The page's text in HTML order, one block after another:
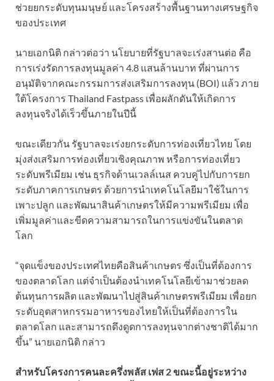
ช่วยยกระดับทุนมนุษย์ และโครงสร้างพื้นฐานทางเศรษฐกิจ
ของประเทศ
นายเอกนิติ กล่าวต่อว่า นโยบายที่รัฐบาลจะเร่งสานต่อ คือ
การเร่งรัดการลงทุนมูลค่า 4.8 แสนล้านบาท ที่ผ่านการ
อนุมัติจากคณะกรรมการส่งเสริมการลงทุน (BOI) แล้ว ภาย
ใต้โครงการ Thailand Fastpass เพื่อผลักดันให้เกิดการ
ลงทุนจริงได้เร็วขึ้นภายในปีนี้
ขณะเดียวกัน รัฐบาลจะเร่งยกระดับการท่องเที่ยวไทย โดย
มุ่งส่งเสริมการท่องเที่ยวเชิงคุณภาพ หรือการท่องเที่ยว
ระดับพรีเมียม เช่น ธุรกิจด้านเวลล์เนส ควบคู่ไปกับการยก
ระดับภาคการเกษตร ด้วยการนำเทคโนโลยีมาใช้ในการ
เพาะปลูก และพัฒนาสินค้าเกษตรให้มีความพรีเมียม เพื่อ
เพิ่มมูลค่าและขีดความสามารถในการแข่งขันในตลาด
โลก
“จุดแข็งของประเทศไทยคือสินค้าเกษตร ซึ่งเป็นที่ต้องการ
ของตลาดโลก แต่จำเป็นต้องนำเทคโนโลยีเข้ามาช่วยลด
ต้นทุนการผลิต และพัฒนาไปสู่สินค้าเกษตรพรีเมียม เพื่อยก
ระดับอุตสาหกรรมอาหารของไทยให้เป็นที่ต้องการใน
ตลาดโลก และสามารถดึงดูดการลงทุนจากต่างชาติได้มาก
ขึ้น” นายเอกนิติ กล่าว
สำหรับโครงการคนละครึ่งพลัส เฟส 2 ขณะนี้อยู่ระหว่าง